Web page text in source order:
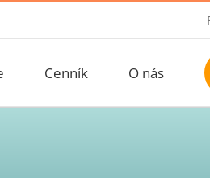
Cenník O nás